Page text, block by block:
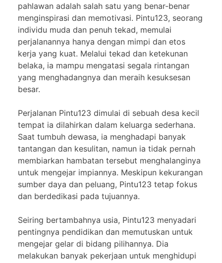
pahlawan adalah salah satu yang benar-benar
menginspirasi dan memotivasi. Pintu123, seorang
individu muda dan penuh tekad, memulai
perjalanannya hanya dengan mimpi dan etos
kerja yang kuat. Melalui tekad dan ketekunan
belaka, ia mampu mengatasi segala rintangan
yang menghadangnya dan meraih kesuksesan
besar.
Perjalanan Pintu123 dimulai di sebuah desa kecil
tempat ia dilahirkan dalam keluarga sederhana.
Saat tumbuh dewasa, ia menghadapi banyak
tantangan dan kesulitan, namun ia tidak pernah
membiarkan hambatan tersebut menghalanginya
untuk mengejar impiannya. Meskipun kekurangan
sumber daya dan peluang, Pintu123 tetap fokus
dan berdedikasi pada tujuannya.
Seiring bertambahnya usia, Pintu123 menyadari
pentingnya pendidikan dan memutuskan untuk
mengejar gelar di bidang pilihannya. Dia
melakukan banyak pekerjaan untuk menghidupi